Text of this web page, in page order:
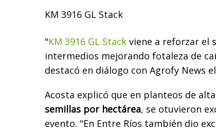
KM 3916 GL Stack
"KM 3916 GL Stack viene a reforzar el
intermedios mejorando fotaleza de
destacó en diálogo con Agrofy News
Acosta explicó que en planteos de
semillas por hectárea, se otuvieron
evento. "En Entre Ríos también dio